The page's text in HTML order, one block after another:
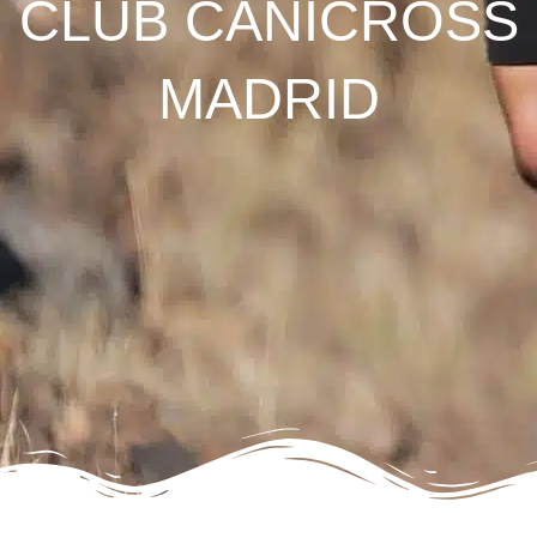
CLUB CANICROSS
MADRID